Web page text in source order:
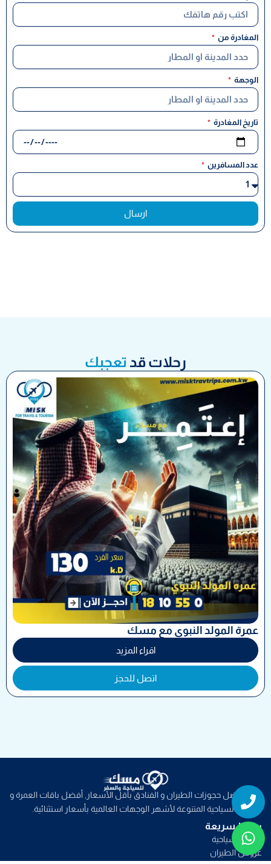
Phone
Whatsapp
المغادرة من
الوجهة
تاريخ المغادرة
عدد المسافرين
ارسال
رحلات قد تعجبك
عمرة المولد النبوي مع مسك
اقراء المزيد
اتصل للحجز
نوفر افضل حجوزات الطيران و الفنادق بأقل الأسعار, أفضل باقات العمرة و
الباقات السياحية المتنوعة لأشهر الوجهات العالمية بأسعار استثنائية.
روابط سريعة
خدمات سياحية
عروض الطيران